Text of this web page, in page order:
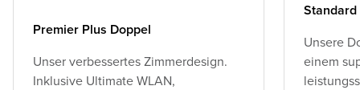
Premier Plus Doppel
Unser verbessertes Zimmerdesign.
Inklusive Ultimate WLAN,
Standard
Unsere
einem